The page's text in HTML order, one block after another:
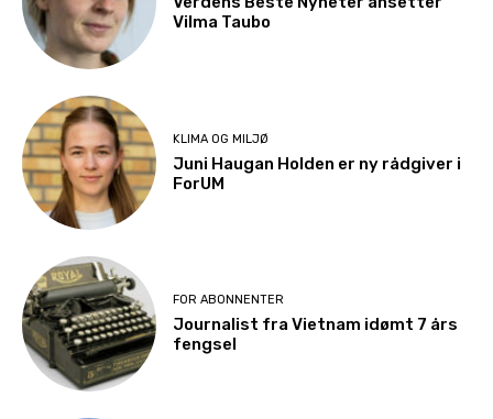
Vilma Taubo
KLIMA OG MILJØ
Juni Haugan Holden er ny rådgiver i
ForUM
FOR ABONNENTER
Journalist fra Vietnam idømt 7 års
fengsel